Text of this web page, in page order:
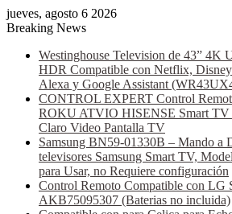
jueves, agosto 6 2026
Breaking News
Westinghouse Television de 43” 4K
HDR Compatible con Netflix,
Alexa y Google Assistant
CONTROL EXPERT Control
ROKU ATVIO HISENSE Smart TV
Claro Video Pantalla TV
Samsung BN59-01330B – Mando a
televisores Samsung Smart TV,
para Usar, no Requiere configuración
Control Remoto Compatible con LG
AKB75095307 (Baterias no incluida)